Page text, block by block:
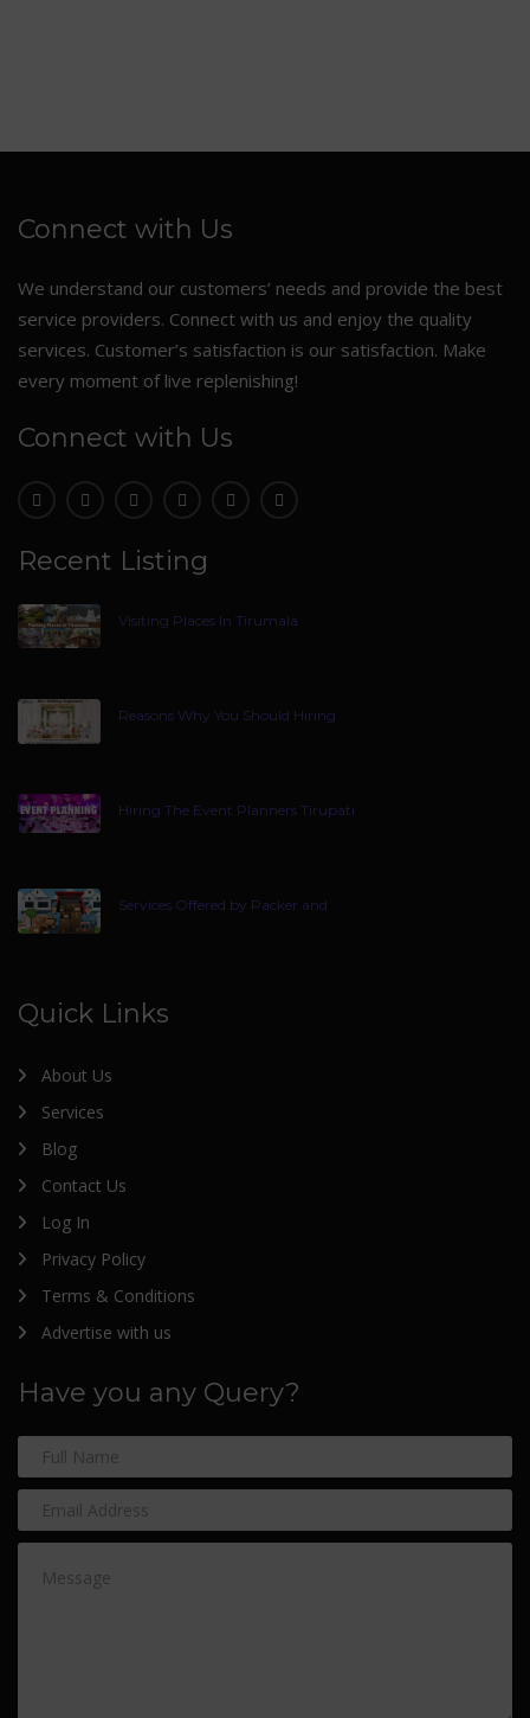
Connect with Us
We understand our customers’ needs and provide the best
service providers. Connect with us and enjoy the quality
services. Customer’s satisfaction is our satisfaction. Make
every moment of live replenishing!
Connect with Us
Recent Listing
Visiting Places In Tirumala
Reasons Why You Should Hiring
Hiring The Event Planners Tirupati
Services Offered by Packer and
Quick Links
About Us
Services
Blog
Contact Us
Log In
Privacy Policy
Terms & Conditions
Advertise with us
Have you any Query?